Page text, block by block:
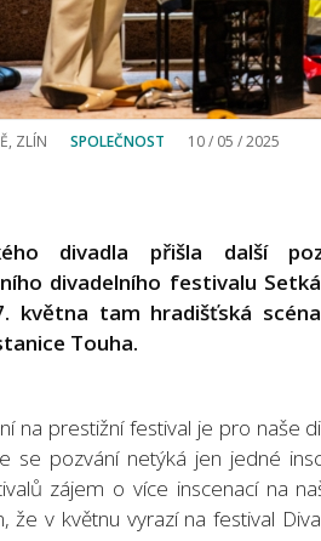
ZLÍN SPOLEČNOST 10 / 05 / 2025
divadla přišla další
divadelního festivalu
května tam hradišťská
Touha.
na prestižní festival je pro naše
se pozvání netýká jen jedné
zájem o více inscenací na
že v květnu vyrazí na festival